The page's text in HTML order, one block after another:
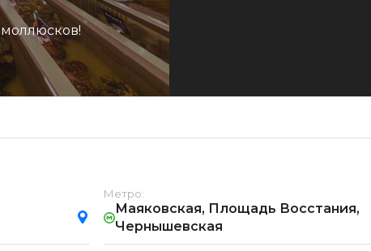
Метро:
Маяковская, Площадь Восстания,
Чернышевская